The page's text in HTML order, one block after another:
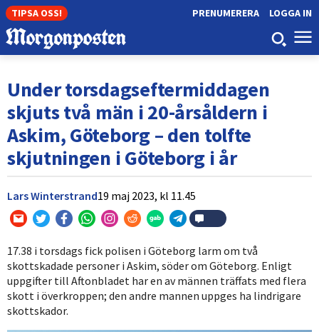
TIPSA OSS! LOGGA IN
PRENUMERERA
Under torsdagseftermiddagen
skjuts två män i 20-årsåldern i
Askim, Göteborg – den tolfte
skjutningen i Göteborg i år
Lars Winterstrand19 maj 2023, kl 11.45
17.38 i torsdags fick polisen i Göteborg larm om två
skottskadade personer i Askim, söder om Göteborg. Enligt
uppgifter till Aftonbladet har en av männen träffats med flera
skott i överkroppen; den andre mannen uppges ha lindrigare
skottskador.